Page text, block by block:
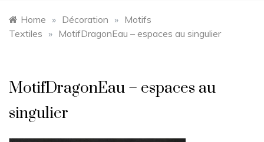
Home » Décoration » Motifs
Textiles » MotifDragonEau – espaces au singulier
MotifDragonEau – espaces au
singulier